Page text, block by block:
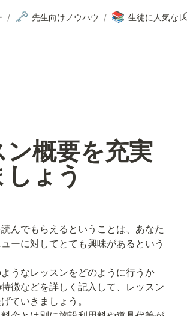
/ 🗝️ 先生向けノウハウ / 📚
ン概要を充実
ょう
んでもらえるということは、あなた
ーに対してとても興味があるという
うなレッスンをどのように行うか
徴などを詳しく記入して、レッスン